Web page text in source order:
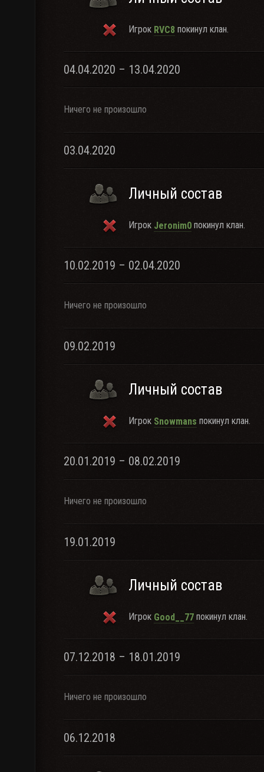
Игрок RVC8 покинул клан.
04.04.2020 – 13.04.2020
Ничего не произошло
03.04.2020
Личный состав
Игрок Jeronim0 покинул клан.
10.02.2019 – 02.04.2020
Ничего не произошло
09.02.2019
Личный состав
Игрок Snowmans покинул клан.
20.01.2019 – 08.02.2019
Ничего не произошло
19.01.2019
Личный состав
Игрок Good__77 покинул клан.
07.12.2018 – 18.01.2019
Ничего не произошло
06.12.2018